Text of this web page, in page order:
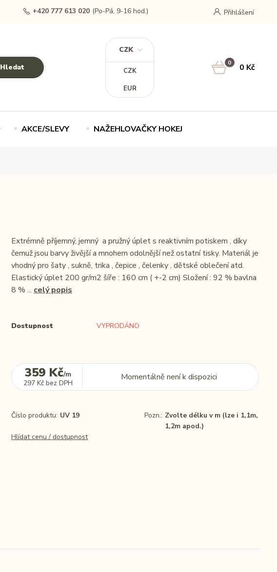
CZK
CZK
EUR
Přihlášení
Hledat
+420 777 613 020 (Po-Pá, 9-16 hod.)
0 0 Kč
AKCE/SLEVY NAŽEHLOVAČKY HOKEJ
Extrémně příjemný, jemný a pružný úplet s reaktivním potiskem , díky
čemuž jsou barvy živější a mnohem odolnější než ostatní tisky. Materiál je
vhodný pro šaty , sukně, trika , čepice , čelenky , dětské oblečení atd.
Elastický úplet 200 gr/m2 šíře : 160 cm ( +-2 cm) Složení : 92 % bavlna
8 % ... celý popis
Dostupnost VYPRODÁNO
359 Kč/m
297 Kč bez DPH
Momentálně není k dispozici
Číslo produktu: UV 19 Pozn.: Zvolte délku v m (lze i 1,1m,
1,2m apod.)
Hlídat cenu / dostupnost